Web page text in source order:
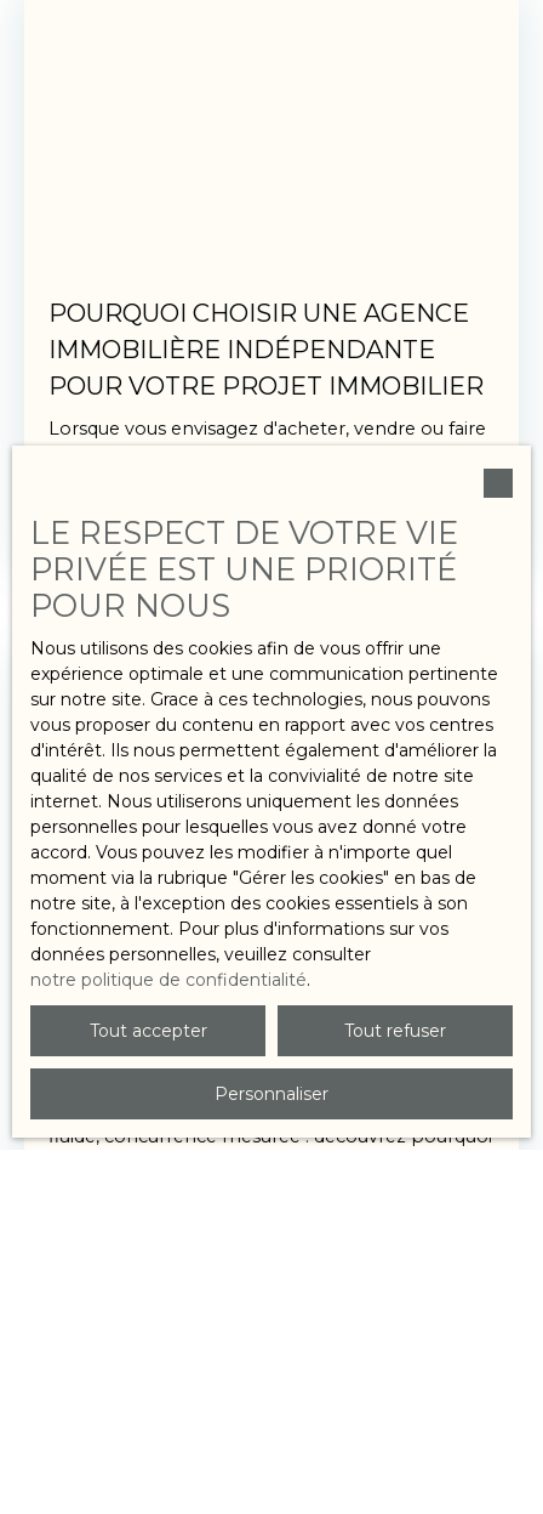
POURQUOI CHOISIR UNE AGENCE
IMMOBILIÈRE INDÉPENDANTE
POUR VOTRE PROJET IMMOBILIER
Lorsque vous envisagez d'acheter, vendre ou faire
De plus en plus de personnes se tournent vers
des agences immobilières indépendantes pour
leur projet. Pourquoi ? Voici quelques réponses qui
pourraient vous convaincre.
Conseils pour vendre
LA RENTRÉE IMMOBILIÈRE À
NANCY : 3 RAISONS POUR VENDRE
UN BIEN
La rentrée marque un moment clé du marché
fluide, concurrence mesurée : découvrez pourquoi
LE RESPECT DE VOTRE VIE
PRIVÉE EST UNE PRIORITÉ
POUR NOUS
Nous utilisons des cookies afin de vous offrir une
expérience optimale et une communication pertinente
sur notre site. Grace à ces technologies, nous pouvons
vous proposer du contenu en rapport avec vos centres
d'intérêt. Ils nous permettent également d'améliorer la
qualité de nos services et la convivialité de notre site
internet. Nous utiliserons uniquement les données
personnelles pour lesquelles vous avez donné votre
accord. Vous pouvez les modifier à n'importe quel
moment via la rubrique ″Gérer les cookies″ en bas de
notre site, à l'exception des cookies essentiels à son
fonctionnement. Pour plus d'informations sur vos
données personnelles, veuillez consulter
notre politique de confidentialité.
Tout accepter Tout refuser
Personnaliser